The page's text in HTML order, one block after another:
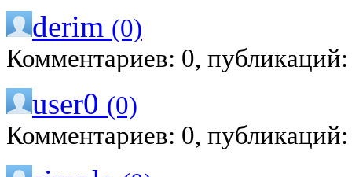
derim (0)
Комментариев: 0,
user0 (0)
Комментариев: 0,